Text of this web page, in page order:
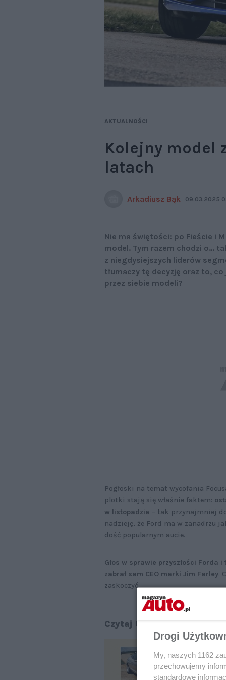
AKTUALNOŚCI
Kolejny model
latach
Arkadiusz Bąk 09.03.2025
Nie ma świętości: po Fieście i
model. Tym razem chodzi o…
z niegdysiejszych liderów
tłumaczy tę decyzję oraz to,
przez siebie modeli?
Pogłoski na temat wycofania
plotki stają się właśnie faktem:
w listopadzie – tak przynajmniej
nadzieję, że Ford ma w zanadrzu
dość popularnym aucie.
Głos w sprawie przyszłości Forda i
zabrał sam CEO marki Jim Farley.
zaskoczyć.
Czytaj także:
z
Drogi
My, naszych 1162
przechowujemy
standardowe